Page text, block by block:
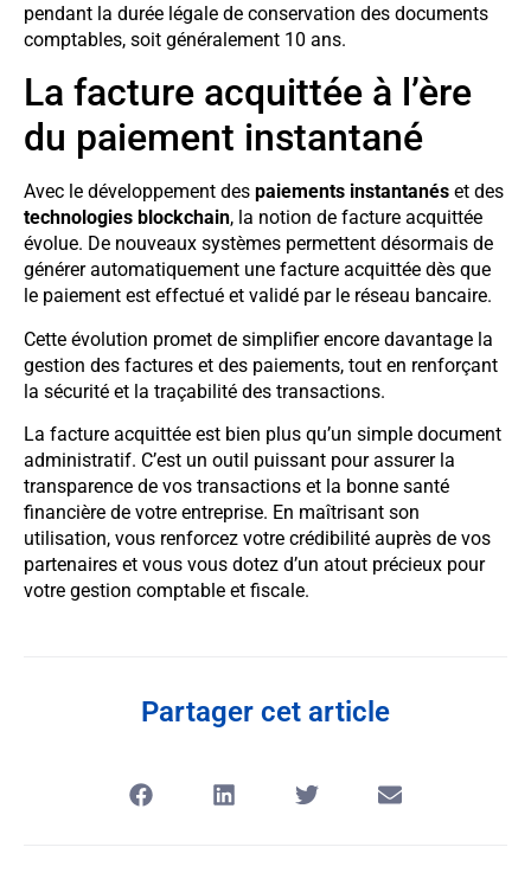
pendant la durée légale de conservation des documents
comptables, soit généralement 10 ans.
La facture acquittée à l’ère
du paiement instantané
Avec le développement des paiements instantanés et des
technologies blockchain, la notion de facture acquittée
évolue. De nouveaux systèmes permettent désormais de
générer automatiquement une facture acquittée dès que
le paiement est effectué et validé par le réseau bancaire.
Cette évolution promet de simplifier encore davantage la
gestion des factures et des paiements, tout en renforçant
la sécurité et la traçabilité des transactions.
La facture acquittée est bien plus qu’un simple document
administratif. C’est un outil puissant pour assurer la
transparence de vos transactions et la bonne santé
financière de votre entreprise. En maîtrisant son
utilisation, vous renforcez votre crédibilité auprès de vos
partenaires et vous vous dotez d’un atout précieux pour
votre gestion comptable et fiscale.
Partager cet article